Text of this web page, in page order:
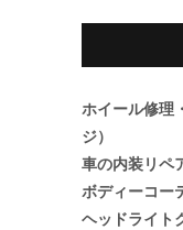
ホイール修理
ジ）
車の内装リペ
ボディーコー
ヘッドライト